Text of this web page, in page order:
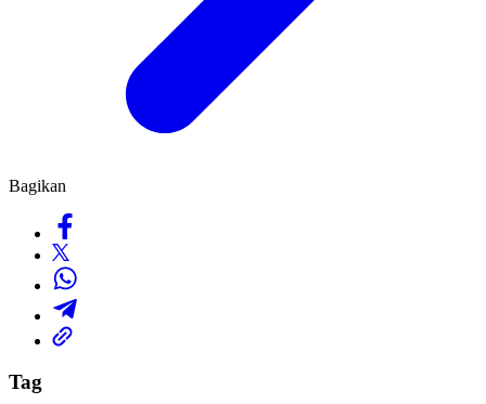
Bagikan
Tag